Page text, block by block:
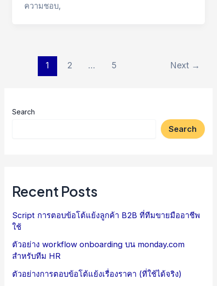
ความชอบ,
pagination
1 2 … 5 Next →
Search
Search
Recent Posts
Script การตอบข้อโต้แย้งลูกค้า B2B ที่ทีมขายมืออาชีพ
ใช้
ตัวอย่าง workflow onboarding บน monday.com
สำหรับทีม HR
ตัวอย่างการตอบข้อโต้แย้งเรื่องราคา (ที่ใช้ได้จริง)